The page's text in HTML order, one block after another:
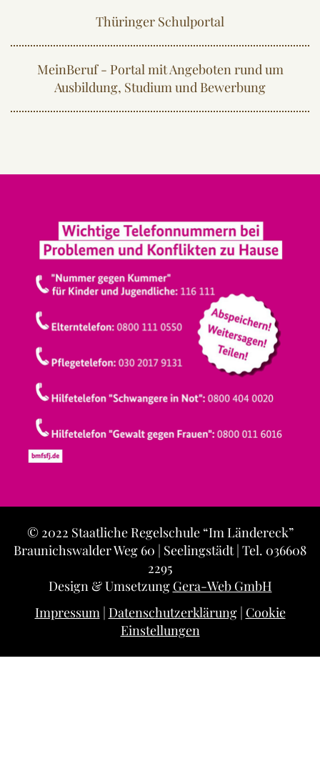
Thüringer Schulportal
MeinBeruf - Portal mit Angeboten rund um
Ausbildung, Studium und Bewerbung
© 2022 Staatliche Regelschule “Im Ländereck”
Braunichswalder Weg 60 | Seelingstädt | Tel. 036608
2295
Design & Umsetzung Gera-Web GmbH
Impressum| Datenschutzerklärung| Cookie
Einstellungen